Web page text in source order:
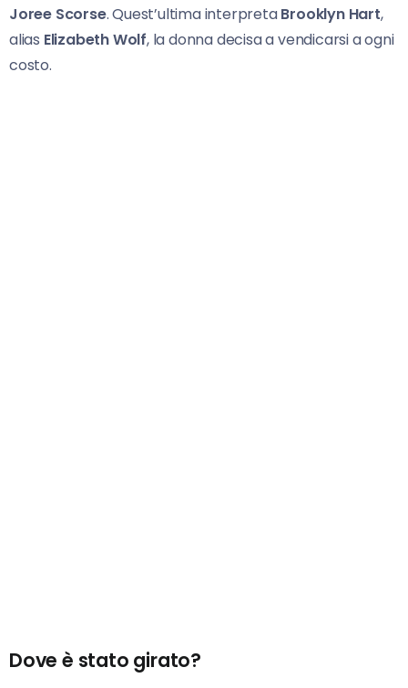
Joree Scorse. Quest’ultima interpretaBrooklyn Hart,
alias Elizabeth Wolf, la donna decisa a vendicarsi a ogni
costo.
Dove è stato girato?